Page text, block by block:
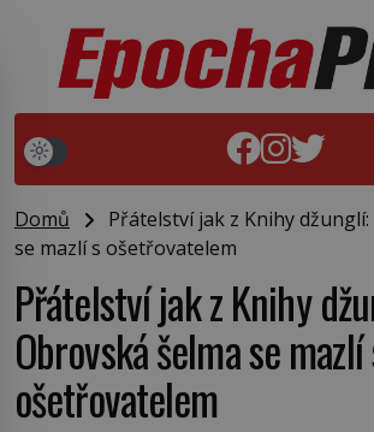
Domů
Přátelství jak z Knihy
se mazlí s ošetřovatelem
Přátelství jak z Knihy
Obrovská šelma se mazlí
ošetřovatelem